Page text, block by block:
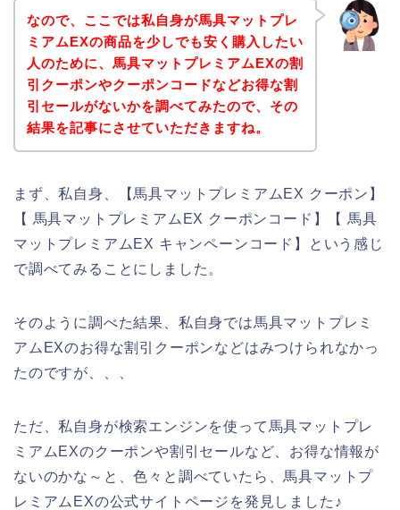
なので、ここでは私自身が馬具マットプレ
ミアムEXの商品を少しでも安く購入したい
人のために、馬具マットプレミアムEXの割
引クーポンやクーポンコードなどお得な割
引セールがないかを調べてみたので、その
結果を記事にさせていただきますね。
まず、私自身、【馬具マットプレミアムEX クーポン】
【 馬具マットプレミアムEX クーポンコード】【 馬具
マットプレミアムEX キャンペーンコード】という感じ
で調べてみることにしました。
そのように調べた結果、私自身では馬具マットプレミ
アムEXのお得な割引クーポンなどはみつけられなかっ
たのですが、、、
ただ、私自身が検索エンジンを使って馬具マットプレ
ミアムEXのクーポンや割引セールなど、お得な情報が
ないのかな～と、色々と調べていたら、馬具マットプ
レミアムEXの公式サイトページを発見しました♪